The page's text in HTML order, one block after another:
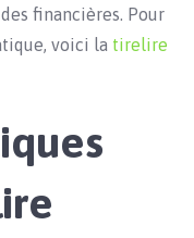
financières. Pour
voici la tirelire